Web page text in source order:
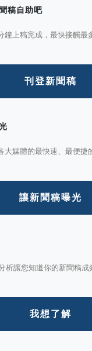
稿自助吧
鐘上稿完成，最快接觸最
刊登新聞稿
媒體的最快速、最便捷
讓新聞稿曝光
析讓您知道你的新聞稿成
我想了解